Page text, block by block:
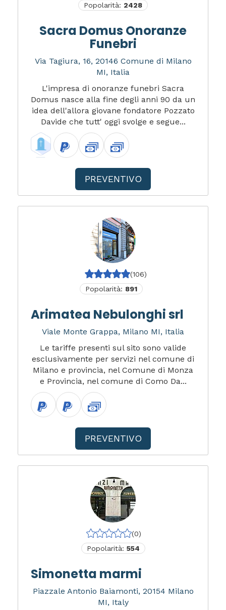
Popolarità: 2428
Sacra Domus Onoranze
Funebri
Via Tagiura, 16, 20146 Comune di Milano
MI, Italia
L'impresa di onoranze funebri Sacra
Domus nasce alla fine degli anni 90 da un
idea dell'allora giovane fondatore Pozzato
Davide che tutt' oggi svolge e segue...
PREVENTIVO
(106)
Popolarità: 891
Arimatea Nebulonghi srl
Viale Monte Grappa, Milano MI, Italia
Le tariffe presenti sul sito sono valide
esclusivamente per servizi nel comune di
Milano e provincia, nel Comune di Monza
e Provincia, nel comune di Como Da...
PREVENTIVO
(0)
Popolarità: 554
Simonetta marmi
Piazzale Antonio Baiamonti, 20154 Milano
MI, Italy